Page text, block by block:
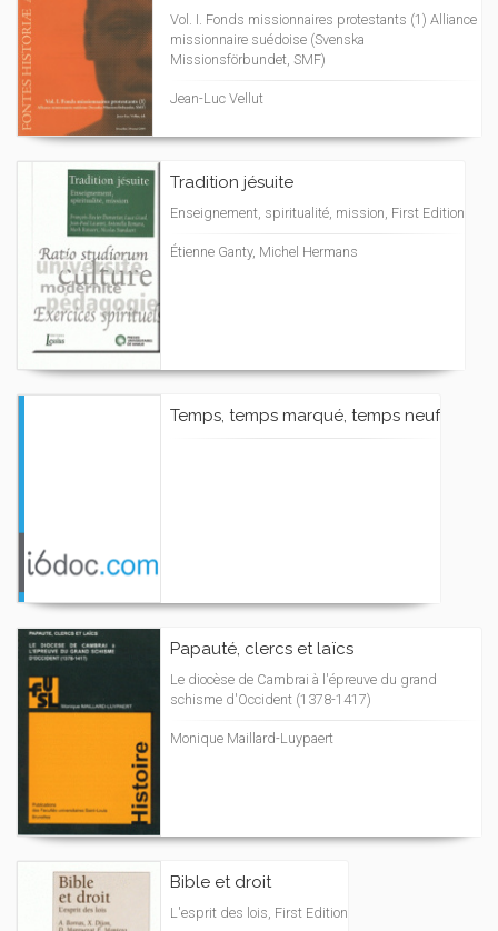
Vol. I. Fonds missionnaires protestants (1) Alliance
missionnaire suédoise (Svenska
Missionsförbundet, SMF)
Jean-Luc Vellut
Tradition jésuite
Enseignement, spiritualité, mission, First Edition
Étienne Ganty, Michel Hermans
Temps, temps marqué, temps neuf
Papauté, clercs et laïcs
Le diocèse de Cambrai à l'épreuve du grand
schisme d'Occident (1378-1417)
Monique Maillard-Luypaert
Bible et droit
L'esprit des lois, First Edition